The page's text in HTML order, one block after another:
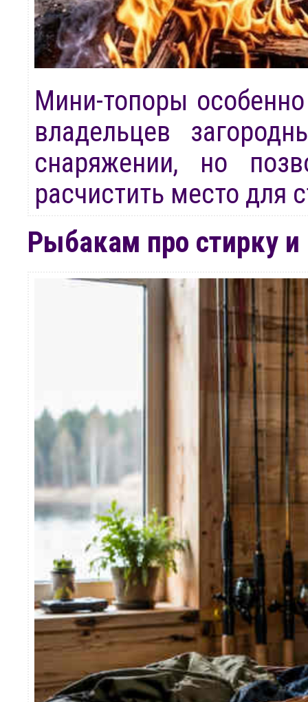
Мини-топоры
владельцев
снаряжении, но
расчистить место для
Рыбакам про стирку